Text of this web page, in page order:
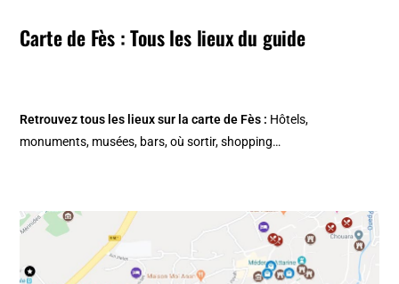
Carte de Fès : Tous les lieux du guide
Retrouvez tous les lieux sur lacarte de Fès : Hôtels,
monuments, musées, bars, où sortir, shopping…